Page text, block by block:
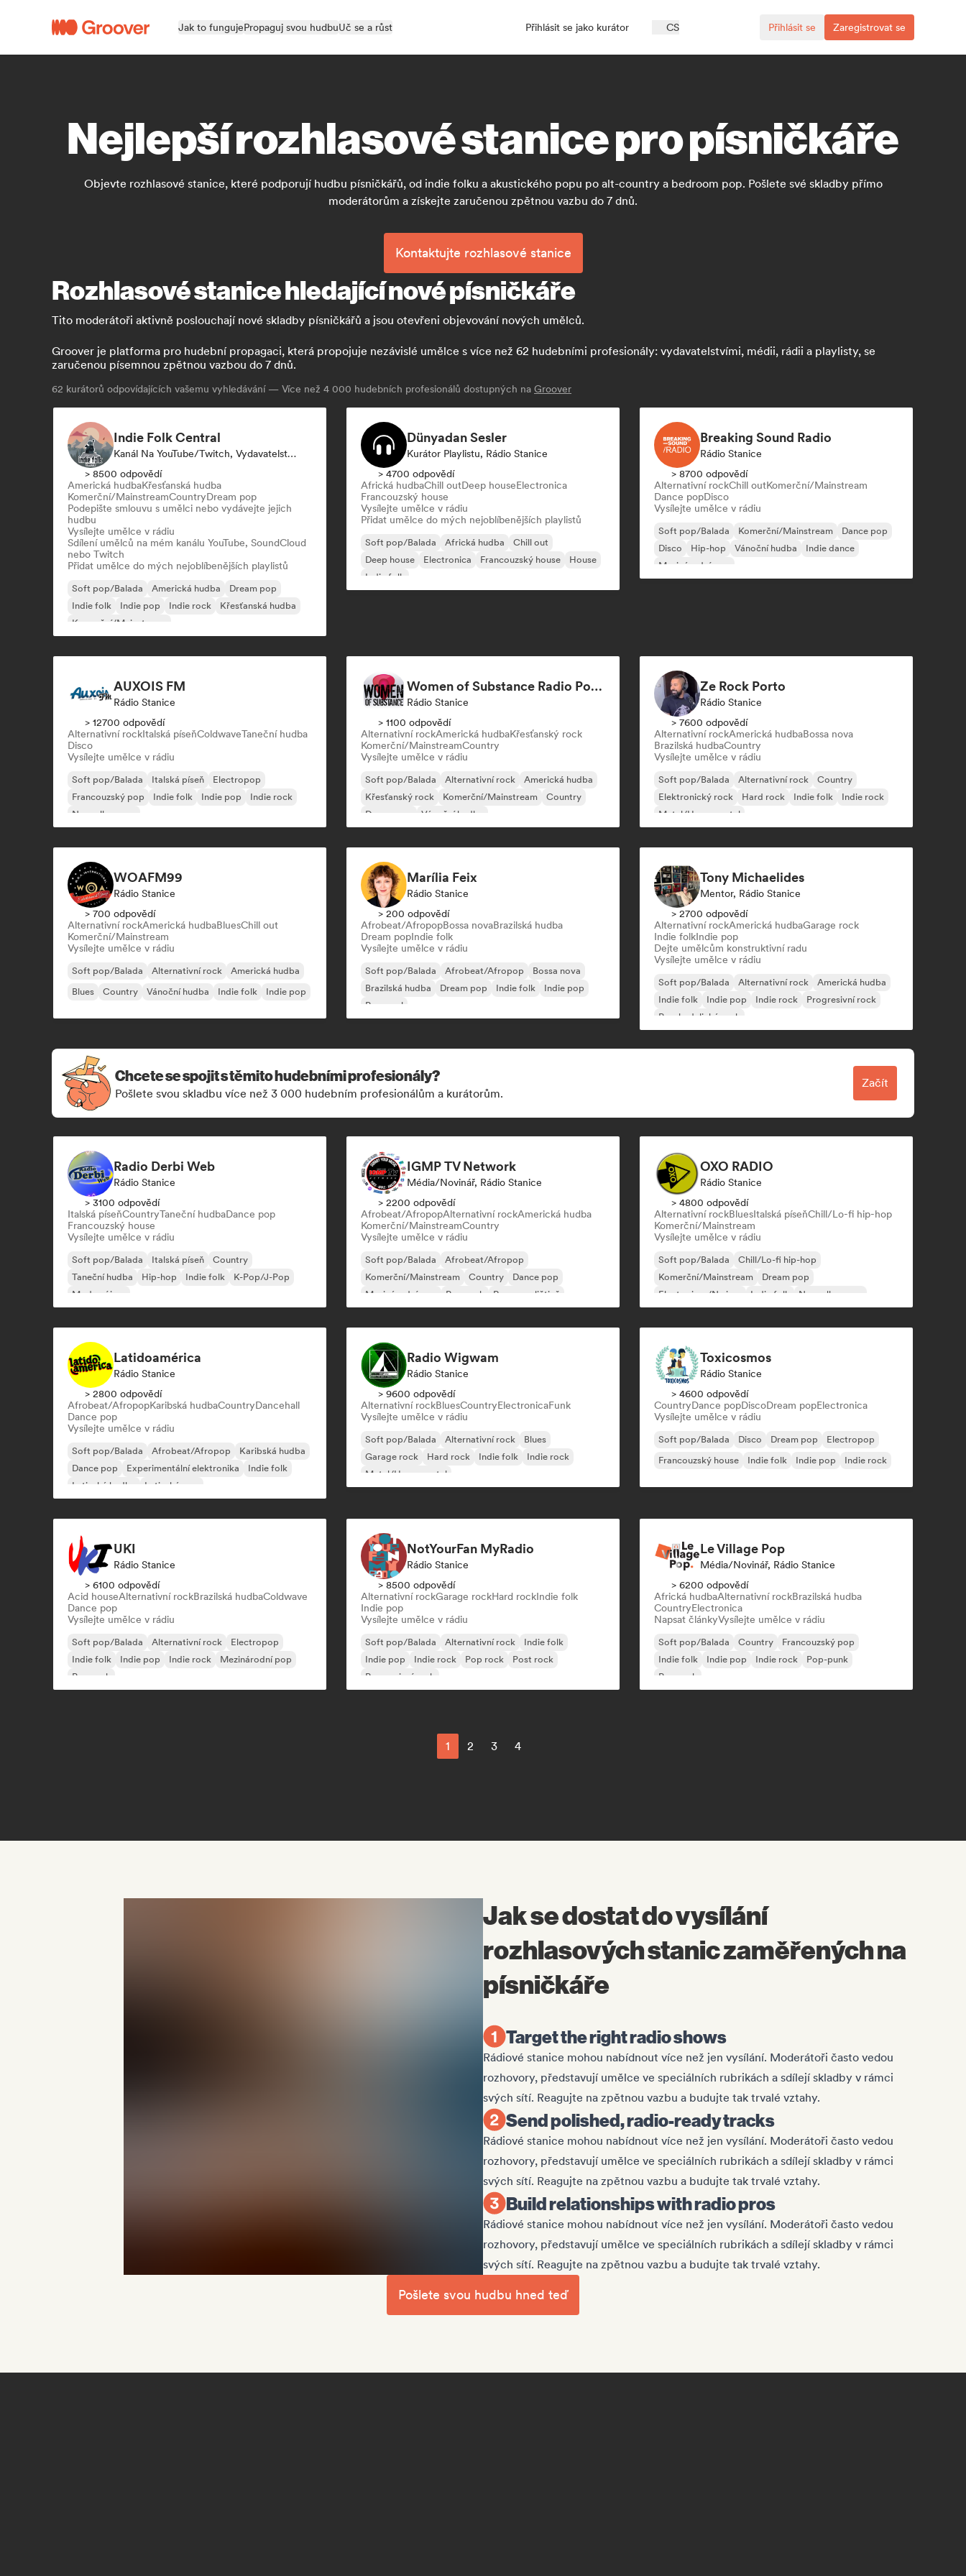
Jak to fungujePropaguj svou hudbuUč se a růst Přihlásit se jako kurátor CS Přihlásit se Zaregistrovat se
Nejlepší rozhlasové stanice pro písničkáře
Objevte rozhlasové stanice, které podporují hudbu písničkářů, od indie folku a akustického popu po alt-country a bedroom pop. Pošlete své skladby přímo
moderátorům a získejte zaručenou zpětnou vazbu do 7 dnů.
Kontaktujte rozhlasové stanice
Rozhlasové stanice hledající nové písničkáře
Tito moderátoři aktivně poslouchají nové skladby písničkářů a jsou otevřeni objevování nových umělců.
Groover je platforma pro hudební propagaci, která propojuje nezávislé umělce s více než 62 hudebními profesionály: vydavatelstvími, médii, rádii a playlisty, se
zaručenou písemnou zpětnou vazbou do 7 dnů.
62 kurátorů odpovídajících vašemu vyhledávání — Více než 4 000 hudebních profesionálů dostupných na Groover
Indie Folk Central
Kanál Na YouTube/Twitch, Vydavatelství, Kurátor Playlistu, Rádio Stanice
> 8500 odpovědí
Americká hudbaKřesťanská hudba
Komerční/MainstreamCountryDream pop
Podepište smlouvu s umělci nebo vydávejte jejich
hudbu
Vysílejte umělce v rádiu
Sdílení umělců na mém kanálu YouTube, SoundCloud
nebo Twitch
Přidat umělce do mých nejoblíbenějších playlistů
Soft pop/Balada Americká hudba
Dream pop
Indie folk
Indie pop Indie rock
Křesťanská hudba
Komerční/Mainstream
Dünyadan Sesler
Kurátor Playlistu, Rádio Stanice
> 4700 odpovědí
Africká hudbaChill outDeep houseElectronica
Francouzský house
Vysílejte umělce v rádiu
Přidat umělce do mých nejoblíbenějších playlistů
Soft pop/Balada Africká hudba
Chill out
Deep house
Electronica Francouzský house
House
Indie folk
Breaking Sound Radio
Rádio Stanice
> 8700 odpovědí
Alternativní rockChill outKomerční/Mainstream
Dance popDisco
Vysílejte umělce v rádiu
Soft pop/Balada Komerční/Mainstream
Dance pop
Disco
Hip-hop Vánoční hudba
Indie dance
Mezinárodní pop
AUXOIS FM
Rádio Stanice
> 12700 odpovědí
Alternativní rockItalská píseňColdwaveTaneční hudba
Disco
Vysílejte umělce v rádiu
Soft pop/Balada Italská píseň
Electropop
Francouzský pop
Indie folk Indie pop
Indie rock
Nouvelle scene
Women of Substance Radio Podcast (human Female recording or performing artists or female-fronted bands)
Rádio Stanice
> 1100 odpovědí
Alternativní rockAmerická hudbaKřesťanský rock
Komerční/MainstreamCountry
Vysílejte umělce v rádiu
Soft pop/Balada Alternativní rock
Americká hudba
Křesťanský rock
Komerční/Mainstream
Country
Dream pop
Vánoční hudba
Ze Rock Porto
Rádio Stanice
> 7600 odpovědí
Alternativní rockAmerická hudbaBossa nova
Brazilská hudbaCountry
Vysílejte umělce v rádiu
Soft pop/Balada Alternativní rock
Country
Elektronický rock
Hard rock Indie folk
Indie rock
Metal/Heavy metal
WOAFM99
Rádio Stanice
> 700 odpovědí
Alternativní rockAmerická hudbaBluesChill out
Komerční/Mainstream
Vysílejte umělce v rádiu
Soft pop/Balada Alternativní rock
Americká hudba
Blues
Country Vánoční hudba Indie folk Indie pop
Marília Feix
Rádio Stanice
> 200 odpovědí
Afrobeat/AfropopBossa novaBrazilská hudba
Dream popIndie folk
Vysílejte umělce v rádiu
Soft pop/Balada Afrobeat/Afropop
Bossa nova
Brazilská hudba
Dream pop Indie folk
Indie pop
Pop-soul
Tony Michaelides
Mentor, Rádio Stanice
> 2700 odpovědí
Alternativní rockAmerická hudbaGarage rock
Indie folkIndie pop
Dejte umělcům konstruktivní radu
Vysílejte umělce v rádiu
Soft pop/Balada Alternativní rock
Americká hudba
Indie folk
Indie pop Indie rock
Progresivní rock
Psychedelický rock
Chcete se spojit s těmito hudebními profesionály?
Pošlete svou skladbu více než 3 000 hudebním profesionálům a kurátorům.
Začít
Radio Derbi Web
Rádio Stanice
> 3100 odpovědí
Italská píseňCountryTaneční hudbaDance pop
Francouzský house
Vysílejte umělce v rádiu
Soft pop/Balada Italská píseň
Country
Taneční hudba
Hip-hop Indie folk
K-Pop/J-Pop
Moderní jazz
IGMP TV Network
Média/novinář, Rádio Stanice
> 2200 odpovědí
Afrobeat/AfropopAlternativní rockAmerická hudba
Komerční/MainstreamCountry
Vysílejte umělce v rádiu
Soft pop/Balada
Afrobeat/Afropop
Komerční/Mainstream
Country
Dance pop
Mezinárodní pop
Pop rock Rap v angličtině
OXO RADIO
Rádio Stanice
> 4800 odpovědí
Alternativní rockBluesItalská píseňChill/Lo-fi hip-hop
Komerční/Mainstream
Vysílejte umělce v rádiu
Soft pop/Balada
Chill/Lo-fi hip-hop
Komerční/Mainstream
Dream pop
Electro jazz/Nu jazz
Indie folk
Nouvelle scene
Latidoamérica
Rádio Stanice
> 2800 odpovědí
Afrobeat/AfropopKaribská hudbaCountryDancehall
Dance pop
Vysílejte umělce v rádiu
Soft pop/Balada Afrobeat/Afropop
Karibská hudba
Dance pop
Experimentální elektronika
Indie folk
Latinská hudba
Latinský pop
Radio Wigwam
Rádio Stanice
> 9600 odpovědí
Alternativní rockBluesCountryElectronicaFunk
Vysílejte umělce v rádiu
Soft pop/Balada Alternativní rock
Blues
Garage rock
Hard rock Indie folk
Indie rock
Metal/Heavy metal
Toxicosmos
Rádio Stanice
> 4600 odpovědí
CountryDance popDiscoDream popElectronica
Vysílejte umělce v rádiu
Soft pop/Balada Disco Dream pop
Electropop
Francouzský house
Indie folk Indie pop Indie rock
UKI
Rádio Stanice
> 6100 odpovědí
Acid houseAlternativní rockBrazilská hudbaColdwave
Dance pop
Vysílejte umělce v rádiu
Soft pop/Balada Alternativní rock
Electropop
Indie folk
Indie pop Indie rock
Mezinárodní pop
Pop rock
NotYourFan MyRadio
Rádio Stanice
> 8500 odpovědí
Alternativní rockGarage rockHard rockIndie folk
Indie pop
Vysílejte umělce v rádiu
Soft pop/Balada Alternativní rock
Indie folk
Indie pop
Indie rock Pop rock
Post rock
Progresivní rock
Le Village Pop
Média/novinář, Rádio Stanice
> 6200 odpovědí
Africká hudbaAlternativní rockBrazilská hudba
CountryElectronica
Napsat článkyVysílejte umělce v rádiu
Soft pop/Balada Country
Francouzský pop
Indie folk
Indie pop Indie rock
Pop-punk
Pop rock
1 2 3 4
Jak se dostat do vysílání
rozhlasových stanic zaměřených na
písničkáře
Target the right radio shows
Rádiové stanice mohou nabídnout více než jen vysílání. Moderátoři často vedou
rozhovory, představují umělce ve speciálních rubrikách a sdílejí skladby v rámci
svých sítí. Reagujte na zpětnou vazbu a budujte tak trvalé vztahy.
Send polished, radio-ready tracks
Rádiové stanice mohou nabídnout více než jen vysílání. Moderátoři často vedou
rozhovory, představují umělce ve speciálních rubrikách a sdílejí skladby v rámci
svých sítí. Reagujte na zpětnou vazbu a budujte tak trvalé vztahy.
Build relationships with radio pros
Rádiové stanice mohou nabídnout více než jen vysílání. Moderátoři často vedou
rozhovory, představují umělce ve speciálních rubrikách a sdílejí skladby v rámci
svých sítí. Reagujte na zpětnou vazbu a budujte tak trvalé vztahy.
Pošlete svou hudbu hned teď